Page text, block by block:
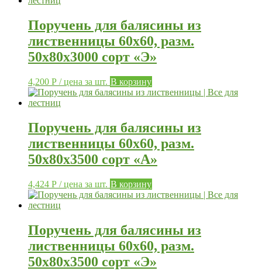
Поручень для балясины из
лиственницы 60х60, разм.
50х80х3000 сорт «Э»
4,200 Р / цена за шт. В корзину
Поручень для балясины из
лиственницы 60х60, разм.
50х80х3500 сорт «А»
4,424 Р / цена за шт. В корзину
Поручень для балясины из
лиственницы 60х60, разм.
50х80х3500 сорт «Э»